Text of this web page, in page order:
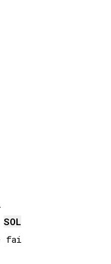
SOL